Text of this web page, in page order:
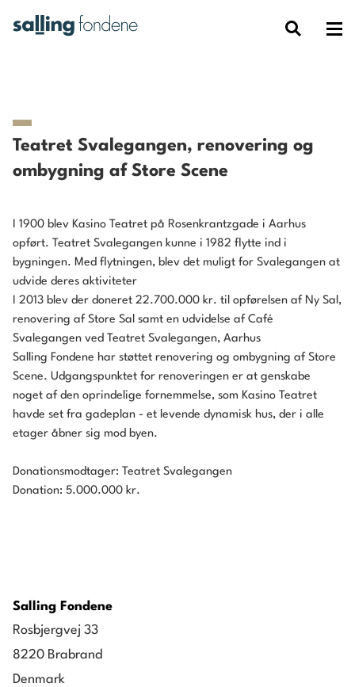
Teatret Svalegangen, renovering og
ombygning af Store Scene
I 1900 blev Kasino Teatret på Rosenkrantzgade i Aarhus
opført. Teatret Svalegangen kunne i 1982 flytte ind i
bygningen. Med flytningen, blev det muligt for Svalegangen at
udvide deres aktiviteter
I 2013 blev der doneret 22.700.000 kr. til opførelsen af Ny Sal,
renovering af Store Sal samt en udvidelse af Café
Svalegangen ved Teatret Svalegangen, Aarhus
Salling Fondene har støttet renovering og ombygning af Store
Scene. Udgangspunktet for renoveringen er at genskabe
noget af den oprindelige fornemmelse, som Kasino Teatret
havde set fra gadeplan - et levende dynamisk hus, der i alle
etager åbner sig mod byen.
Donationsmodtager: Teatret Svalegangen
Donation: 5.000.000 kr.
Salling Fondene
Rosbjergvej 33
8220 Brabrand
Denmark